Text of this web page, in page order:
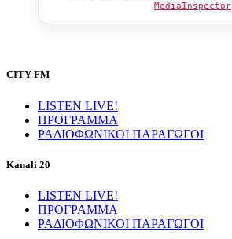
MediaInspector
CITY FM
LISTEN LIVE!
ΠΡΟΓΡΑΜΜΑ
ΡΑΔΙΟΦΩΝΙΚΟΙ ΠΑΡΑΓΩΓΟΙ
Kanali 20
LISTEN LIVE!
ΠΡΟΓΡΑΜΜΑ
ΡΑΔΙΟΦΩΝΙΚΟΙ ΠΑΡΑΓΩΓΟΙ